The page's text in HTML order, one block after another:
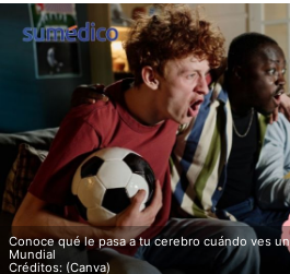
Conoce qué le pasa a tu cerebro cuándo ves
Mundial
Créditos: (Canva)